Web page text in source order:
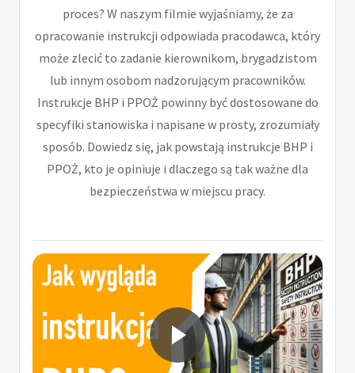
proces? W naszym filmie wyjaśniamy, że za
opracowanie instrukcji odpowiada pracodawca, który
może zlecić to zadanie kierownikom, brygadzistom
lub innym osobom nadzorującym pracowników.
Instrukcje BHP i PPOŻ powinny być dostosowane do
specyfiki stanowiska i napisane w prosty, zrozumiały
sposób. Dowiedz się, jak powstają instrukcje BHP i
PPOŻ, kto je opiniuje i dlaczego są tak ważne dla
bezpieczeństwa w miejscu pracy.